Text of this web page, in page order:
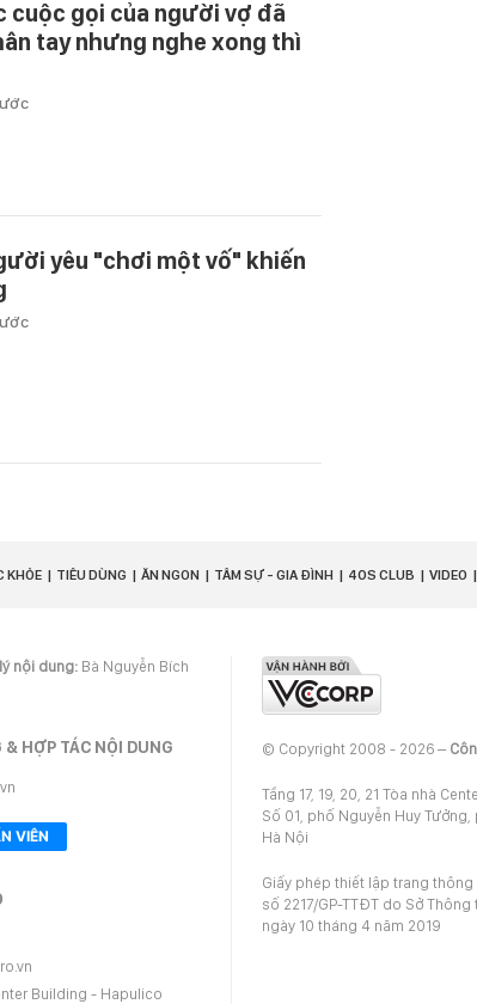
cuộc gọi của người vợ đã
tay nhưng nghe xong thì
yêu "chơi một vố" khiến
KHỎE TIÊU DÙNG ĂN NGON TÂM SỰ - GIA ĐÌNH 40S CLUB VIDEO
nội dung: Bà Nguyễn Bích
HỢP TÁC NỘI DUNG
VIÊN
Building - Hapulico
© Copyright 2008 - 2026 –
Tầng 17, 19, 20, 21 Tòa nhà
Số 01, phố Nguyễn Huy
Hà Nội
Giấy phép thiết lập trang
số 2217/GP-TTĐT do Sở
ngày 10 tháng 4 năm 2019